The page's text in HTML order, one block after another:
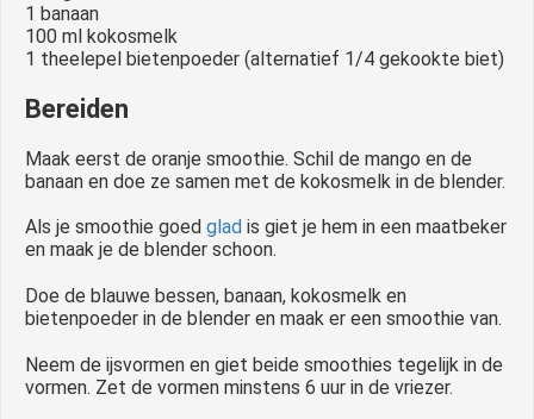
1 banaan
100 ml kokosmelk
1 theelepel bietenpoeder (alternatief 1/4 gekookte biet)
Bereiden
Maak eerst de oranje smoothie. Schil de mango en de
banaan en doe ze samen met de kokosmelk in de blender.
Als je smoothie goed glad is giet je hem in een maatbeker
en maak je de blender schoon.
Doe de blauwe bessen, banaan, kokosmelk en
bietenpoeder in de blender en maak er een smoothie van.
Neem de ijsvormen en giet beide smoothies tegelijk in de
vormen. Zet de vormen minstens 6 uur in de vriezer.